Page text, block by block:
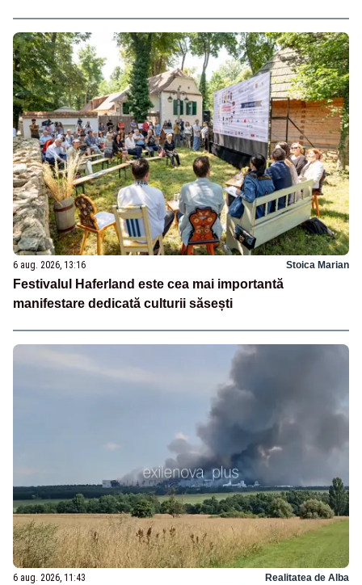
6 aug. 2026, 13:16 Stoica Marian
Festivalul Haferland este cea mai importantă
manifestare dedicată culturii săsești
6 aug. 2026, 11:43 Realitatea de Alba